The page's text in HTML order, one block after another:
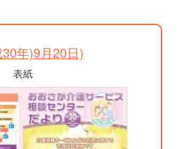
年)9月20日)
表紙